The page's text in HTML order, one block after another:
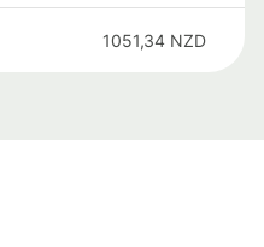
1051,34 NZD